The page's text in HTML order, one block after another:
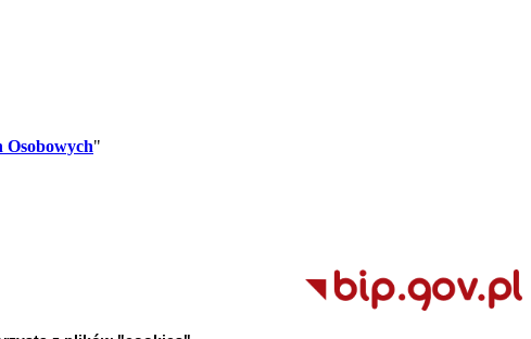
Osobowych"